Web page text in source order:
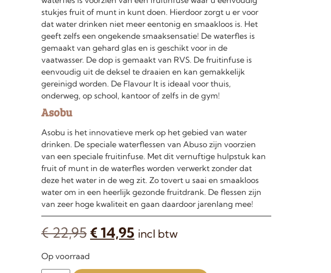
stukjes fruit of munt in kunt doen. Hierdoor zorgt u er voor
dat water drinken niet meer eentonig en smaakloos is. Het
geeft zelfs een ongekende smaaksensatie! De waterfles is
gemaakt van gehard glas en is geschikt voor in de
vaatwasser. De dop is gemaakt van RVS. De fruitinfuse is
eenvoudig uit de deksel te draaien en kan gemakkelijk
gereinigd worden. De Flavour It is ideaal voor thuis,
onderweg, op school, kantoor of zelfs in de gym!
Asobu
Asobu is het innovatieve merk op het gebied van water
drinken. De speciale waterflessen van Abuso zijn voorzien
van een speciale fruitinfuse. Met dit vernuftige hulpstuk kan
fruit of munt in de waterfles worden verwerkt zonder dat
deze het water in de weg zit. Zo tovert u saai en smaakloos
water om in een heerlijk gezonde fruitdrank. De flessen zijn
van zeer hoge kwaliteit en gaan daardoor jarenlang mee!
€22,95 € 14,95 incl btw
Op voorraad